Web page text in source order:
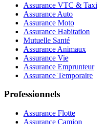
Assurance VTC & Taxi
Assurance Auto
Assurance Moto
Assurance Habitation
Mutuelle Santé
Assurance Animaux
Assurance Vie
Assurance Emprunteur
Assurance Temporaire
Professionnels
Assurance Flotte
Assurance Camion